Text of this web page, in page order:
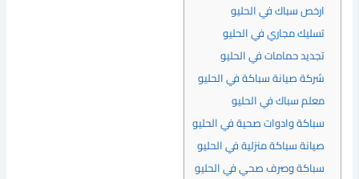
ارخص سباك في الحليو
تسليك مجاري في الحليو
تجديد حمامات في الحليو
شركة صيانة سباكة في الحليو
معلم سباك في الحليو
سباكة وادوات صحية في الحليو
صيانة سباكة منزلية في الحليو
سباكة وصرف صحي في الحليو